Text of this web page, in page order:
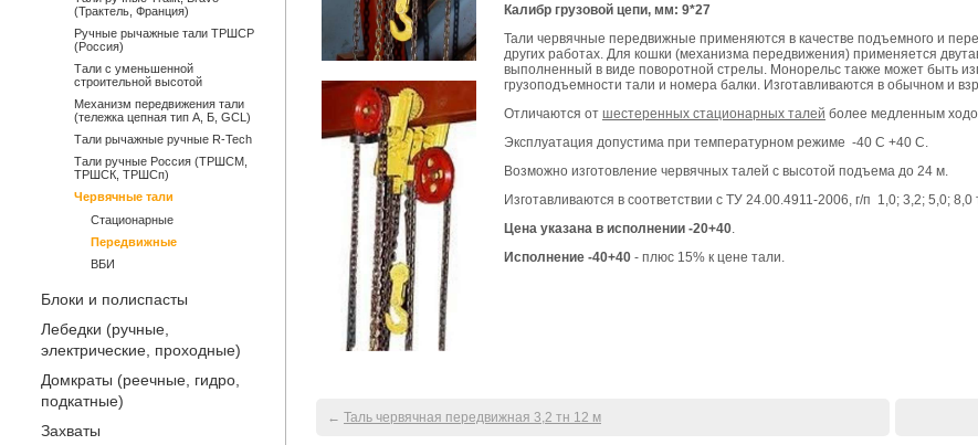
(Трактель, Франция)
Ручные рычажные тали ТРШСР
(Россия)
Тали с уменьшенной
строительной высотой
Механизм передвижения тали
(тележка цепная тип А, Б, GCL)
Тали рычажные ручные R-Tech
Тали ручные Россия (ТРШСМ,
ТРШСК, ТРШСп)
Червячные тали
Стационарные
Передвижные
ВБИ
Блоки и полиспасты
Лебедки (ручные,
электрические, проходные)
Домкраты (реечные, гидро,
подкатные)
Захваты
Калибр грузовой цепи, мм: 9*27
Тали червячные передвижные применяются в качестве подъемного и
других работах. Для кошки (механизма передвижения) применяется
выполненный в виде поворотной стрелы. Монорельс также может быть
грузоподъемности тали и номера балки. Изготавливаются в обычном и
Отличаются от шестеренных стационарных талей более медленным
Эксплуатация допустима при температурном режиме -40 С +40 С.
Возможно изготовление червячных талей с высотой подъема до 24 м.
Изготавливаются в соответствии с ТУ 24.00.4911-2006, г/п 1,0; 3,2; 5,0; 8,0
Цена указана в исполнении -20+40.
Исполнение -40+40 - плюс 15% к цене тали.
← Таль червячная передвижная 3,2 тн 12 м